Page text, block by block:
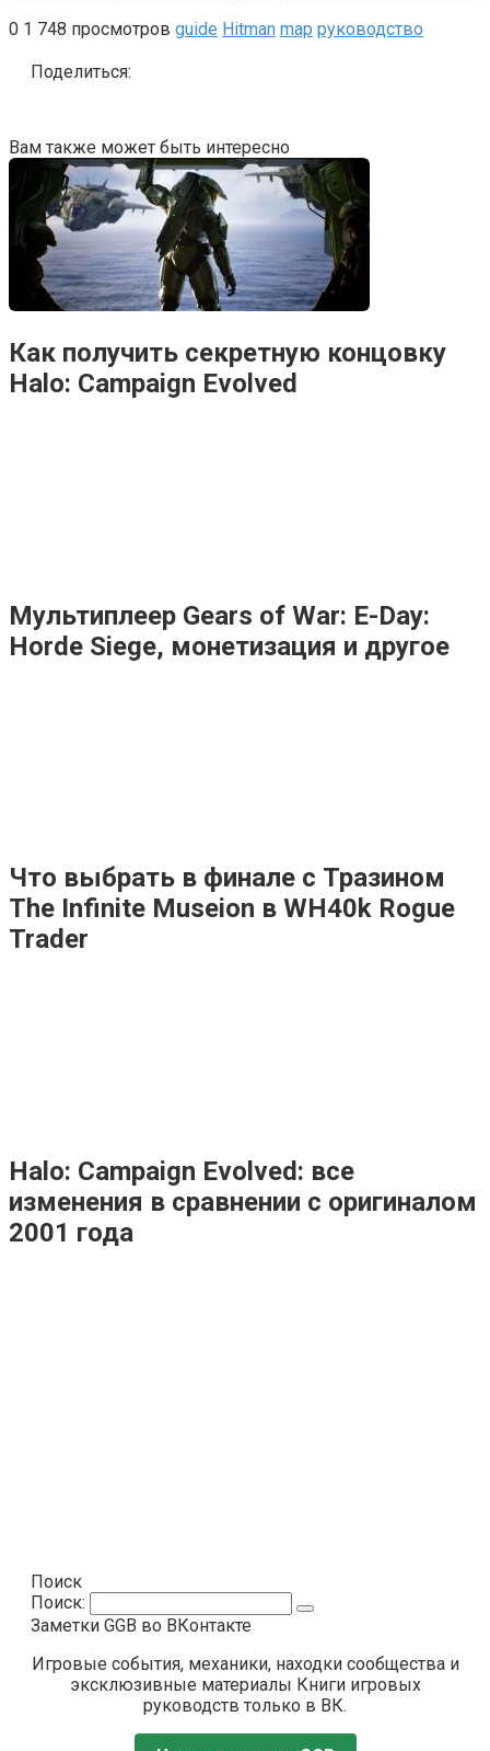
0 1 748 просмотров guide Hitman map руководство
Поделиться:
Вам также может быть интересно
Как получить секретную концовку
Halo: Campaign Evolved
Мультиплеер Gears of War: E-Day:
Horde Siege, монетизация и другое
Что выбрать в финале с Тразином
The Infinite Museion в WH40k Rogue
Trader
Halo: Campaign Evolved: все
изменения в сравнении с оригиналом
2001 года
Поиск
Поиск:
Заметки GGB во ВКонтакте
Игровые события, механики, находки сообщества и
эксклюзивные материалы Книги игровых
руководств только в ВК.